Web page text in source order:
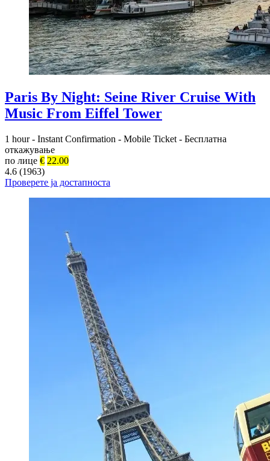
Paris By Night: Seine River Cruise With
Music From Eiffel Tower
1 hour - Instant Confirmation - Mobile Ticket - Бесплатна
откажување
по лице € 22.00
4.6 (1963)
Проверете ја достапноста